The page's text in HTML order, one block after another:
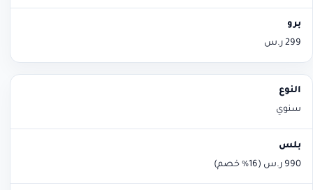
299 ر.س
سنوي
990 ر.س (16% خصم)